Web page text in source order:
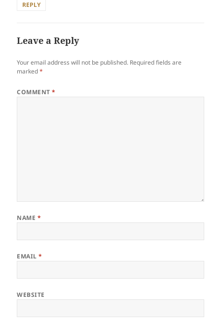
REPLY
Leave a Reply
Your email address will not be published. Required fields are
marked*
COMMENT*
NAME *
EMAIL*
WEBSITE